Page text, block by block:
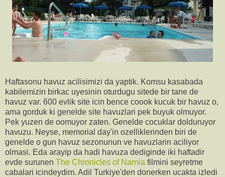
Haftasonu havuz acilisimizi da yaptik. Komsu kasabada
kabilemizin birkac uyesinin oturdugu sitede bir tane de
havuz var. 600 evlik site icin bence coook kucuk bir havuz o,
ama gorduk ki genelde site havuzlari pek buyuk olmuyor.
Pek yuzen de oomuyor zaten. Genelde cocuklar dolduruyor
havuzu. Neyse, memorial day'in ozelliklerinden biri de
genelde o gun havuz sezonunun ve havuzlarin aciliyor
olmasi. Eda arayip da hadi havuza dediginde iki haftadir
evde surunen The Chronicles of Narnia filmini seyretme
cabalari icindeydim. Adil Turkiye'den donerken ucakta izledi